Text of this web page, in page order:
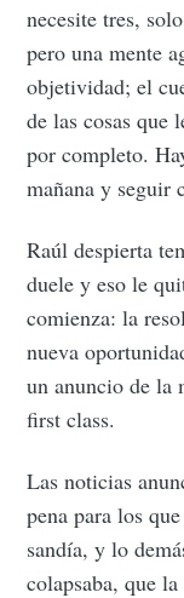
necesite tres,
pero una mente
objetividad; el
de las cosas que
por completo.
mañana y seguir
Raúl despierta
duele y eso le
comienza: la
nueva
un anuncio de la
first class.
Las noticias
pena para los
sandía, y lo
colapsaba, que